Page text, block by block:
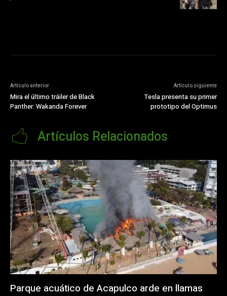
Artículo anterior
Mira el último tráiler de Black
Panther: Wakanda Forever
Artículo siguiente
Tesla presenta su primer
prototipo del Optimus
Artículos Relacionados
Parque acuático de Acapulco arde en llamas